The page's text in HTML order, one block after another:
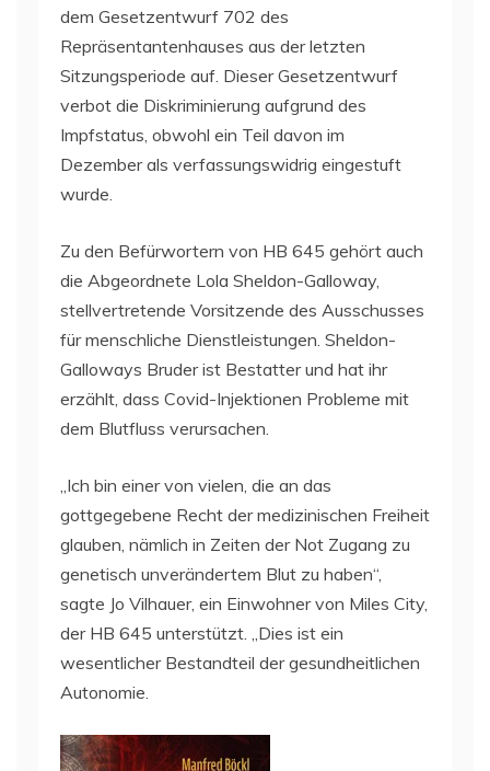
dem Gesetzentwurf 702 des
Repräsentantenhauses aus der letzten
Sitzungsperiode auf. Dieser Gesetzentwurf
verbot die Diskriminierung aufgrund des
Impfstatus, obwohl ein Teil davon im
Dezember als verfassungswidrig eingestuft
wurde.
Zu den Befürwortern von HB 645 gehört auch
die Abgeordnete Lola Sheldon-Galloway,
stellvertretende Vorsitzende des Ausschusses
für menschliche Dienstleistungen. Sheldon-
Galloways Bruder ist Bestatter und hat ihr
erzählt, dass Covid-Injektionen Probleme mit
dem Blutfluss verursachen.
„Ich bin einer von vielen, die an das
gottgegebene Recht der medizinischen Freiheit
glauben, nämlich in Zeiten der Not Zugang zu
genetisch unverändertem Blut zu haben“,
sagte Jo Vilhauer, ein Einwohner von Miles City,
der HB 645 unterstützt. „Dies ist ein
wesentlicher Bestandteil der gesundheitlichen
Autonomie.